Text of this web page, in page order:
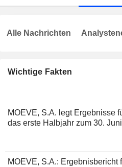
Wichtige Fakten
MOEVE, S.A. legt Ergebnisse
das erste Halbjahr zum 30.
MOEVE, S.A.: Ergebnisbericht
Alle Nachrichten